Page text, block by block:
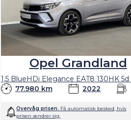
Opel Grandland
77.980 km
2022
Overvåg prisen. Få automatisk besked, hvis
prisen ændrer sig.